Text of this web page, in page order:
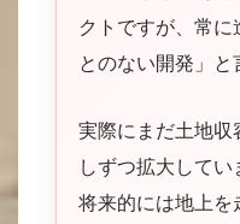
クトですが、常
とのない開発」と
実際にまだ土地
しずつ拡大してい
将来的には地上